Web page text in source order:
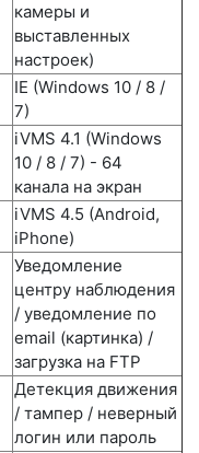
камеры и
выставленных
настроек)
IE (Windows 10 / 8 /
7)
iVMS 4.1 (Windows
10 / 8 / 7) - 64
канала на экран
iVMS 4.5 (Android,
iPhone)
Уведомление
центру наблюдения
/ уведомление по
email (картинка) /
загрузка на FTP
Детекция движения
/ тампер / неверный
логин или пароль